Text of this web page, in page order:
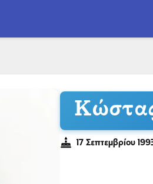
17 Σεπτεμβρίου